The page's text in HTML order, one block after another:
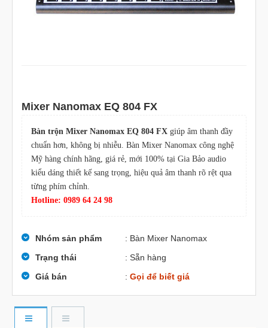
Mixer Nanomax EQ 804 FX
Bàn trộn Mixer Nanomax EQ 804 FX giúp âm thanh đầy
chuẩn hơn, không bị nhiễu. Bàn Mixer Nanomax công nghệ
Mỹ hàng chính hãng, giá rẻ, mới 100% tại Gia Bảo audio
kiểu dáng thiết kế sang trọng, hiệu quả âm thanh rõ rệt qua
từng phím chỉnh.
Hotline: 0989 64 24 98
Nhóm sản phẩm
: Bàn Mixer Nanomax
Trạng thái
: Sẵn hàng
Giá bán
: Gọi để biết giá